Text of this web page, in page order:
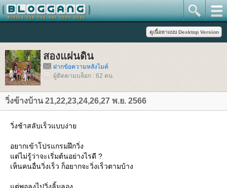
สองแผ่นดิน
ฝากข้อความหลังไมค์
ผู้ติดตามบล็อก : 62 คน
วิ่งข้างบ้าน 21,22,23,24,26,27 พ.ย. 2566
วิ่งช้าสลับเร็วแบบง่า
อยากเข้าโปรแกรมฝึกวิ่ง
ต่ไม่รู้ว่าจะเริ่มต้นอย่างไรดี ?
เห็นคนอื่นวิ่งเร็ว ก็อยากจะวิ่งเร็วตามบ้าง